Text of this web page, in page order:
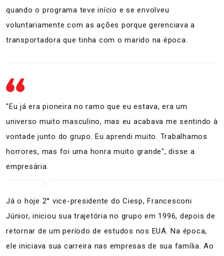
quando o programa teve início e se envolveu
voluntariamente com as ações porque gerenciava a
transportadora que tinha com o marido na época.
"Eu já era pioneira no ramo que eu estava, era um
universo muito masculino, mas eu acabava me sentindo à
vontade junto do grupo. Eu aprendi muito. Trabalhamos
horrores, mas foi uma honra muito grande", disse a
empresária.
Já o hoje 2° vice-presidente do Ciesp, Francesconi
Júnior, iniciou sua trajetória no grupo em 1996, depois de
retornar de um período de estudos nos EUA. Na época,
ele iniciava sua carreira nas empresas de sua família. Ao